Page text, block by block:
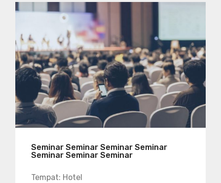
Seminar Seminar Seminar Seminar
Seminar Seminar Seminar
Tempat: Hotel